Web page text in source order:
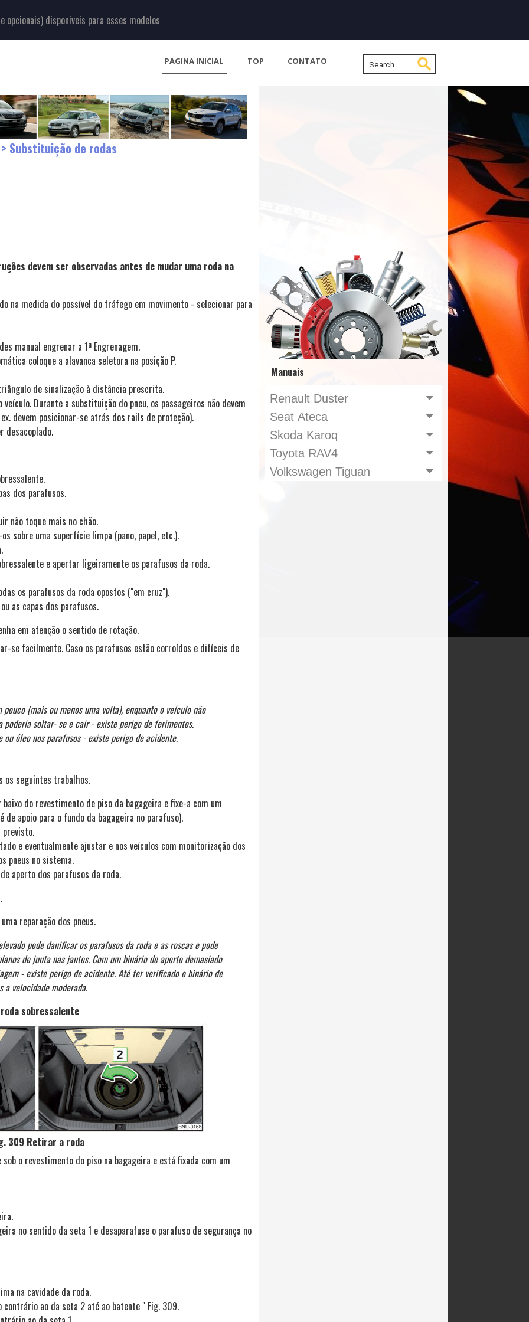
opcionais) disponiveis para esses modelos
PAGINA INICIAL TOP CONTATO
Substituição de rodas
devem ser observadas antes de mudar uma roda na
na medida do possível do tráfego em movimento - selecionar para
manual engrenar a 1ª Engrenagem.
coloque a alavanca seletora na posição P.
de sinalização à distância prescrita.
Durante a substituição do pneu, os passageiros não devem
devem posicionar-se atrás dos rails de proteção).
desacoplado.
dos parafusos.
não toque mais no chão.
sobre uma superfície limpa (pano, papel, etc.).
e apertar ligeiramente os parafusos da roda.
os parafusos da roda opostos ("em cruz").
as capas dos parafusos.
em atenção o sentido de rotação.
se facilmente. Caso os parafusos estão corroídos e difíceis de
(mais ou menos uma volta), enquanto o veículo não
poderia soltar- se e cair - existe perigo de ferimentos.
óleo nos parafusos - existe perigo de acidente.
os seguintes trabalhos.
do revestimento de piso da bagageira e fixe-a com um
apoio para o fundo da bagageira no parafuso).
e eventualmente ajustar e nos veículos com monitorização dos
pneus no sistema.
aperto dos parafusos da roda.
reparação dos pneus.
pode danificar os parafusos da roda e as roscas e pode
de junta nas jantes. Com um binário de aperto demasiado
- existe perigo de acidente. Até ter verificado o binário de
a velocidade moderada.
sobressalente
309 Retirar a roda
o revestimento do piso na bagageira e está fixada com um
no sentido da seta 1 e desaparafuse o parafuso de segurança no
na cavidade da roda.
ao da seta 2 até ao batente " Fig. 309.
Manuais
Renault Duster
Seat Ateca
Skoda Karoq
Toyota RAV4
Volkswagen Tiguan